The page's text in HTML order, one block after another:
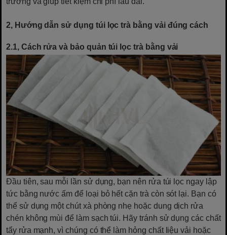
2, Hướng dẫn sử dụng túi lọc trà bằng vải đúng cách
2.1, Cách rửa và bảo quản túi lọc trà bằng vải
Đầu tiên, sau mỗi lần sử dụng, bạn nên rửa túi lọc ngay lập
tức bằng nước ấm để loại bỏ hết cặn trà còn sót lại. Bạn có
thể sử dụng một chút xà phòng nhẹ hoặc dung dịch rửa
chén không mùi để làm sạch túi. Hãy tránh sử dụng các chất
tẩy rửa mạnh, vì chúng có thể làm hỏng chất liệu vải hoặc